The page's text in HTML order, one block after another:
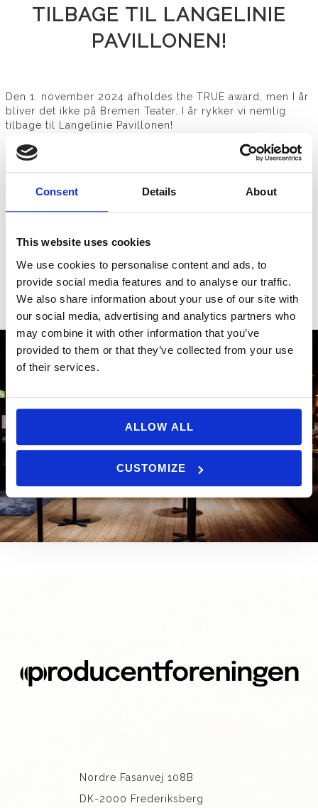
Consent Details About
This website uses cookies
We use cookies to personalise content and ads, to
provide social media features and to analyse our traffic.
We also share information about your use of our site with
our social media, advertising and analytics partners who
may combine it with other information that you’ve
provided to them or that they’ve collected from your use
of their services.
ALLOW ALL
CUSTOMIZE
TILBAGE TIL LANGELINIE
PAVILLONEN!
Den 1. november 2024 afholdes the TRUE award, men I år
bliver det ikke på Bremen Teater. I år rykker vi nemlig
tilbage til Langelinie Pavillonen!
Mange har de seneste år givet udtryk for, at de længes
efter de go'e gamle dage på Langelinje pavillonen - og
ikke mindst den gode bar - så nu er det besluttet, at vi i år
rykker tilbage og afholder et brag af en prisuddeling og
TRUE award!
Husk
, at I kan tilmelde film til the TRUE award 2024 frem
til den 5. September kl. 14.
Nordre Fasanvej 108B
DK-2000 Frederiksberg